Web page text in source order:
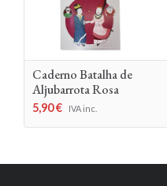
Caderno Batalha de
Aljubarrota Rosa
5,90€ IVA inc.